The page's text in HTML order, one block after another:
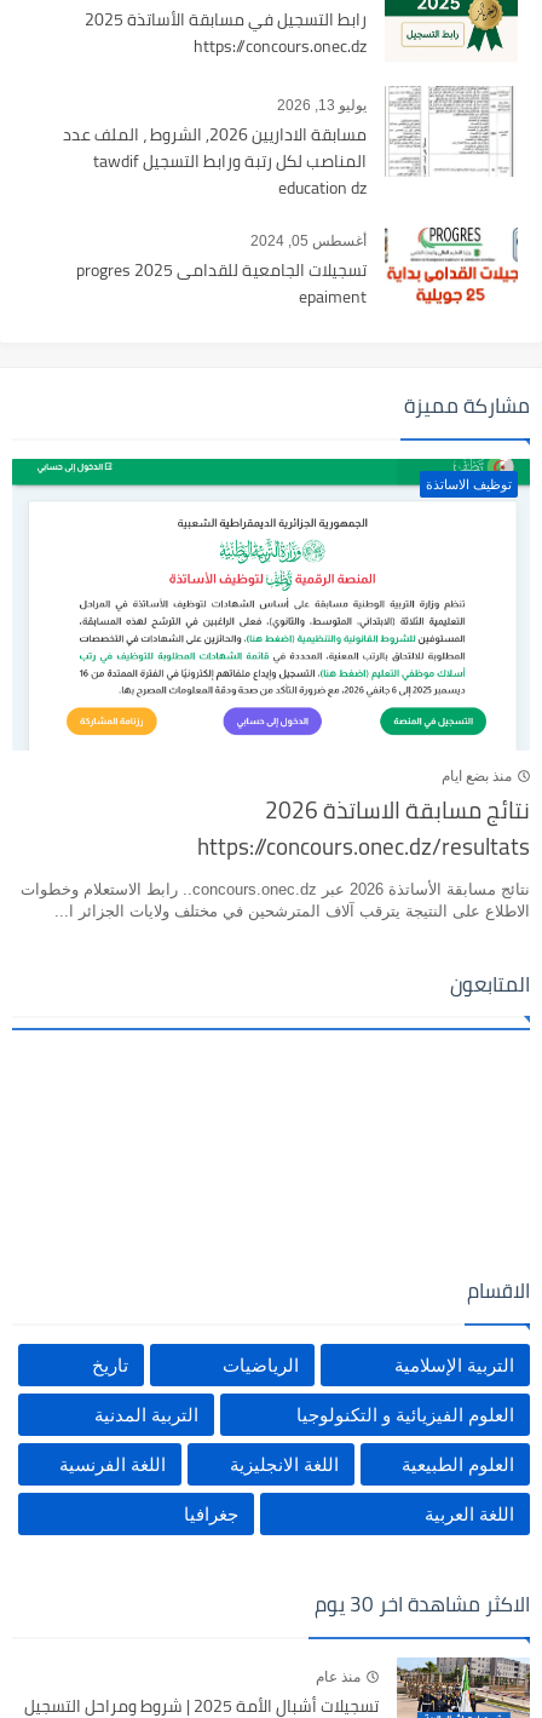
رابط التسجيل في مسابقة الأساتذة 2025
https://concours.onec.dz
يوليو 13, 2026
مسابقة الاداريين 2026, الشروط ، الملف عدد
المناصب لكل رتبة ورابط التسجيل tawdif
education dz
أغسطس 05, 2024
تسجيلات الجامعية للقدامى 2025 progres
epaiment
مشاركة مميزة
توظيف الاساتذة
منذ بضع ايام
نتائج مسابقة الاساتذة 2026
https://concours.onec.dz/resultats
نتائج مسابقة الأساتذة 2026 عبر concours.onec.dz.. رابط الاستعلام وخطوات
الاطلاع على النتيجة يترقب آلاف المترشحين في مختلف ولايات الجزائر ا...
المتابعون
الاقسام
التربية الإسلامية الرياضيات تاريخ
العلوم الفيزيائية و التكنولوجيا التربية المدنية
العلوم الطبيعية اللغة الانجليزية اللغة الفرنسية
اللغة العربية جغرافيا
الاكثر مشاهدة اخر 30 يوم
منذ عام
تسجيلات أشبال الأمة 2025 | شروط ومراحل التسجيل